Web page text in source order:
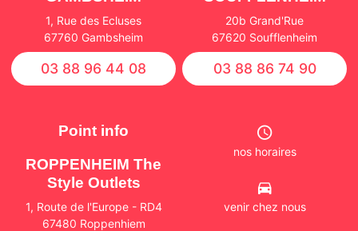
1, Rue des Ecluses
67760 Gambsheim
03 88 96 44 08
20b Grand'Rue
67620 Soufflenheim
03 88 86 74 90
Point info
ROPPENHEIM The
Style Outlets
1, Route de l'Europe - RD4
67480 Roppenhiem
nos horaires
venir chez nous